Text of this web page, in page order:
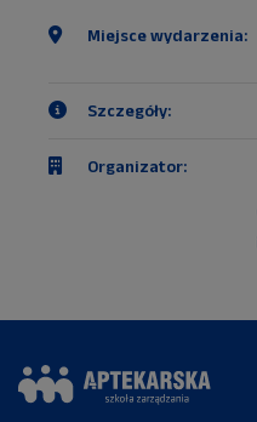
Miejsce wydarzenia:
Szczegóły:
Organizator: